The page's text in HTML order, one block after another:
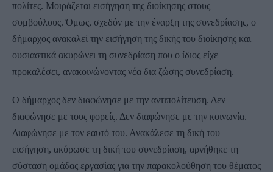
πολίτες. Μοιράζεται εισήγηση της διοίκησης στους
συμβούλους. Όμως, σχεδόν με την έναρξη της συνεδρίασης, ο
δήμαρχος ανακαλεί την εισήγηση της δικής του διοίκησης και
ουσιαστικά ακυρώνει τη συνεδρίαση που ο ίδιος είχε
προκαλέσει, ανακοινώνοντας νέα δια ζώσης συνεδρίαση.
Ο δήμαρχος δεν διαφώνησε με την αντιπολίτευση. Δεν
διαφώνησε με τους φορείς. Δεν διαφώνησε με την κοινωνία.
Διαφώνησε με τον εαυτό του. Ανακάλεσε τη δική του
εισήγηση, ακύρωσε τη δική του συνεδρίαση, αρνήθηκε τη
σύσταση ομάδας εργασίας για την παρακολούθηση του θέματος